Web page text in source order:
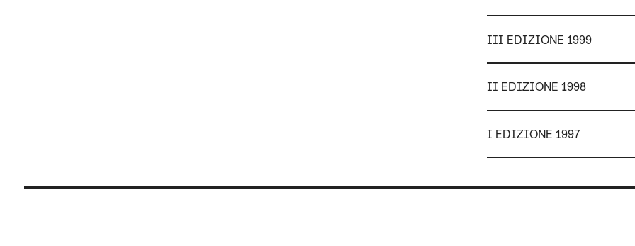
III EDIZIONE 1999
II EDIZIONE 1998
I EDIZIONE 1997